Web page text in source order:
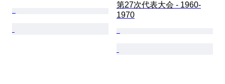
第27次代表大会 - 1960-
1970